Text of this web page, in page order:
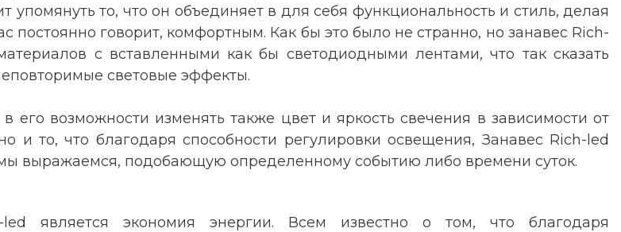
упомянуть то, что он объединяет в для себя функциональность и стиль, делая
говорит, комфортным. Как бы это было не странно, но занавес Rich-
с вставленными как бы светодиодными лентами, что так сказать
световые эффекты.
возможности изменять также цвет и яркость свечения в зависимости от
то, что благодаря способности регулировки освещения, Занавес Rich-led
выражаемся, подобающую определенному событию либо времени суток.
led является экономия энергии. Всем известно о том, что благодаря